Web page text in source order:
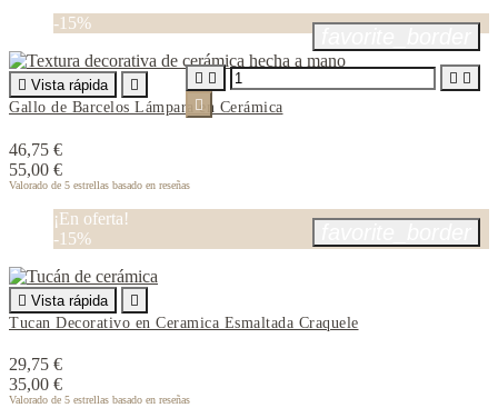
-15%
 Vista rápida

Gallo de Barcelos Lámpara en Cerámica
46,75 €
55,00 €
Valorado de 5 estrellas basado en reseñas
   

¡En oferta!
-15%
 Vista rápida

Tucan Decorativo en Ceramica Esmaltada Craquele
29,75 €
35,00 €
Valorado de 5 estrellas basado en reseñas